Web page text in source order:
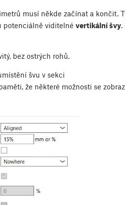
musí někde začínat a končit.
potenciálně viditelné vertikální švy.
bez ostrých rohů.
švu v sekci
že některé možnosti se